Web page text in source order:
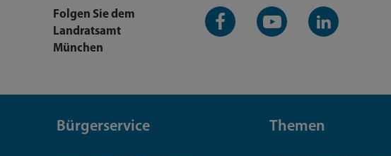
Folgen Sie dem
Landratsamt
München
Facebook-
Seite
YouTube-
Kanal
LinkedIn-
Kanal
Bürgerservice Themen